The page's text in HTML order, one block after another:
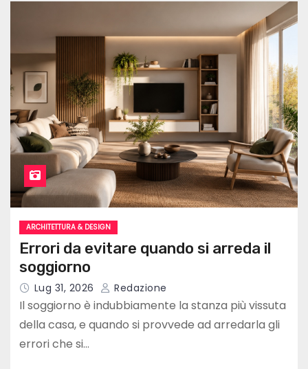
ARCHITETTURA & DESIGN
Errori da evitare quando si arreda il
soggiorno
Lug 31, 2026 Redazione
Il soggiorno è indubbiamente la stanza più vissuta
della casa, e quando si provvede ad arredarla gli
errori che si…